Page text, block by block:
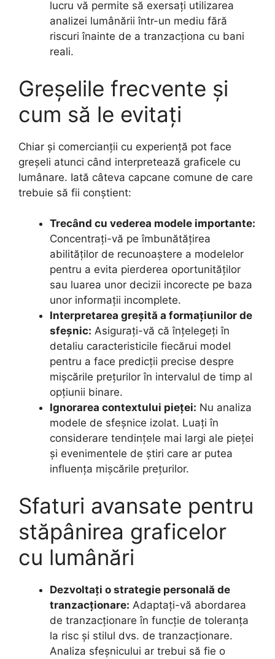
lucru vă permite să exersați utilizarea
analizei lumânării într-un mediu fără
riscuri înainte de a tranzacționa cu bani
reali.
Greșelile frecvente și
cum să le evitați
Chiar și comercianții cu experiență pot face
greșeli atunci când interpretează graficele cu
lumânare. Iată câteva capcane comune de care
trebuie să fii conștient:
Trecând cu vederea modele importante:
Concentrați-vă pe îmbunătățirea
abilităților de recunoaștere a modelelor
pentru a evita pierderea oportunităților
sau luarea unor decizii incorecte pe baza
unor informații incomplete.
Interpretarea greșită a formațiunilor de
sfeșnic: Asigurați-vă că înțelegeți în
detaliu caracteristicile fiecărui model
pentru a face predicții precise despre
mișcările prețurilor în intervalul de timp al
opțiunii binare.
Ignorarea contextului pieței: Nu analiza
modele de sfeșnice izolat. Luați în
considerare tendințele mai largi ale pieței
și evenimentele de știri care ar putea
influența mișcările prețurilor.
Sfaturi avansate pentru
stăpânirea graficelor
cu lumânări
Dezvoltați o strategie personală de
tranzacționare: Adaptați-vă abordarea
de tranzacționare în funcție de toleranța
la risc și stilul dvs. de tranzacționare.
Analiza sfeșnicului ar trebui să fie o